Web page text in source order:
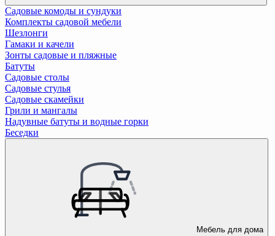
Садовые комоды и сундуки
Комплекты садовой мебели
Шезлонги
Гамаки и качели
Зонты садовые и пляжные
Батуты
Садовые столы
Садовые стулья
Садовые скамейки
Грили и мангалы
Надувные батуты и водные горки
Беседки
Мебель для дома